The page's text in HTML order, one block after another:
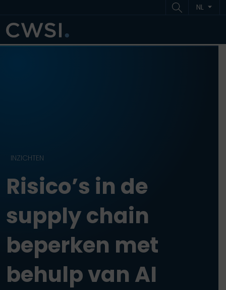
NL
INZICHTEN
Risico’s in de
supply chain
beperken met
behulp van AI